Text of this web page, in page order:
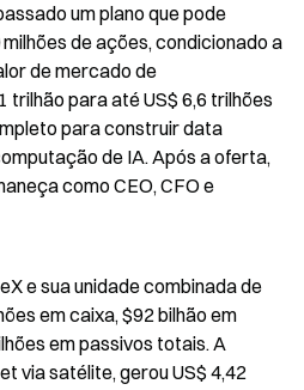
um plano que pode
de ações, condicionado a
de mercado de
trilhão para até US$ 6,6 trilhões
para construir data
de IA. Após a oferta,
como CEO, CFO e
e sua unidade combinada de
em caixa, $92 bilhão em
em passivos totais. A
via satélite, gerou US$ 4,42